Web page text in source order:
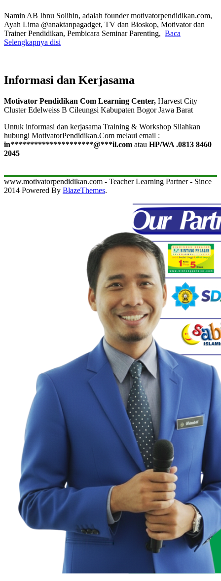
Namin AB Ibnu Solihin, adalah founder motivatorpendidikan.com,
Ayah Lima @anaktanpagadget, TV dan Bioskop, Motivator dan
Trainer Pendidikan, Pembicara Seminar Parenting, Baca
Selengkapnya disi
Informasi dan Kerjasama
Motivator Pendidikan Com Learning Center, Harvest City
Cluster Edelweiss B Cileungsi Kabupaten Bogor Jawa Barat
Untuk informasi dan kerjasama Training & Workshop Silahkan
hubungi MotivatorPendidikan.Com melaui email :
in*********************@***il.com atau HP/WA .0813 8460
2045
www.motivatorpendidikan.com - Teacher Learning Partner - Since
2014 Powered By BlazeThemes.